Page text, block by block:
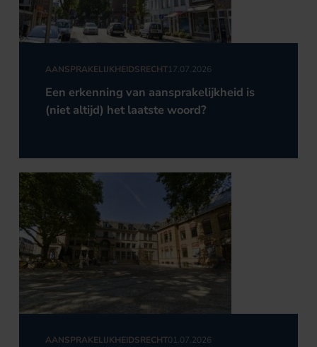
AANSPRAKELIJKHEIDSRECHT17.07.2026
Een erkenning van aansprakelijkheid is
(niet altijd) het laatste woord?
AANSPRAKELIJKHEIDSRECHT01.07.2026